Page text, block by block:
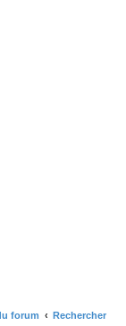
forum Rechercher